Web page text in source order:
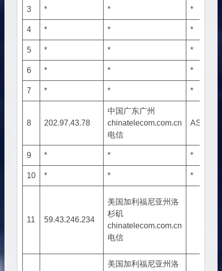
3 * * *
4 * * *
5 * * *
6 * * *
7 * * *
8 202.97.43.78
中国广东广州
chinatelecom.com.cn
电信
AS4134
9 * * *
10 * * *
11 59.43.246.234
美国加利福尼亚州洛
杉矶
chinatelecom.com.cn
电信
美国加利福尼亚州洛